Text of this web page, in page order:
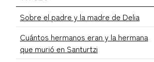
Sobre el padre y la madre de Delia
Cuántos hermanos eran y la hermana
que murió en Santurtzi